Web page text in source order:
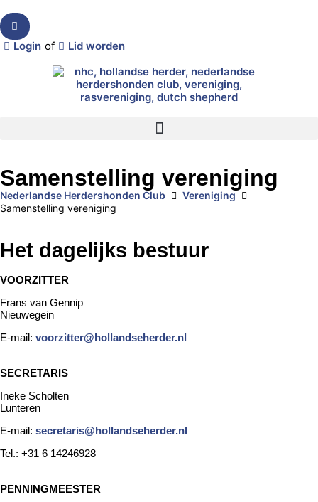
Login of Lid worden
Samenstelling vereniging
Nederlandse Herdershonden Club
Vereniging
Samenstelling vereniging
Het dagelijks bestuur
VOORZITTER
Frans van Gennip
Nieuwegein
E-mail: voorzitter@hollandseherder.nl
SECRETARIS
Ineke Scholten
Lunteren
E-mail: secretaris@hollandseherder.nl
Tel.: +31 6 14246928
PENNINGMEESTER